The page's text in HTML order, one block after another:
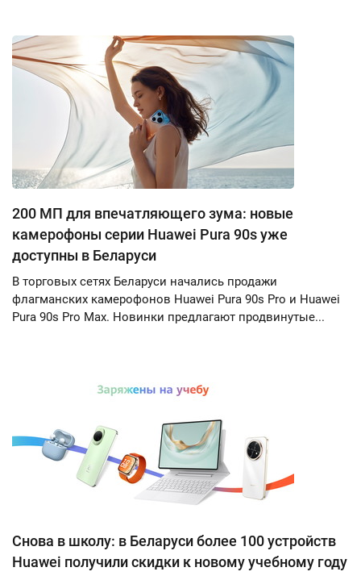
200 МП для впечатляющего зума: новые
камерофоны серии Huawei Pura 90s уже
доступны в Беларуси
В торговых сетях Беларуси начались продажи
флагманских камерофонов Huawei Pura 90s Pro и Huawei
Pura 90s Pro Max. Новинки предлагают продвинутые...
Снова в школу: в Беларуси более 100 устройств
Huawei получили скидки к новому учебному году